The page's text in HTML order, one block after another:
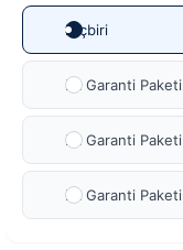
Hiçbiri
Ek Garanti Paketi
Ek Garanti Paketi
Ek Garanti Paketi